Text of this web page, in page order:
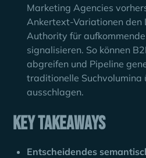
Marketing Agencies
Ankertext-Variationen den
Authority für
signalisieren. So können
abgreifen und Pipeline
traditionelle Suchvolumina
ausschlagen.
Key Takeaways
Entscheidendes